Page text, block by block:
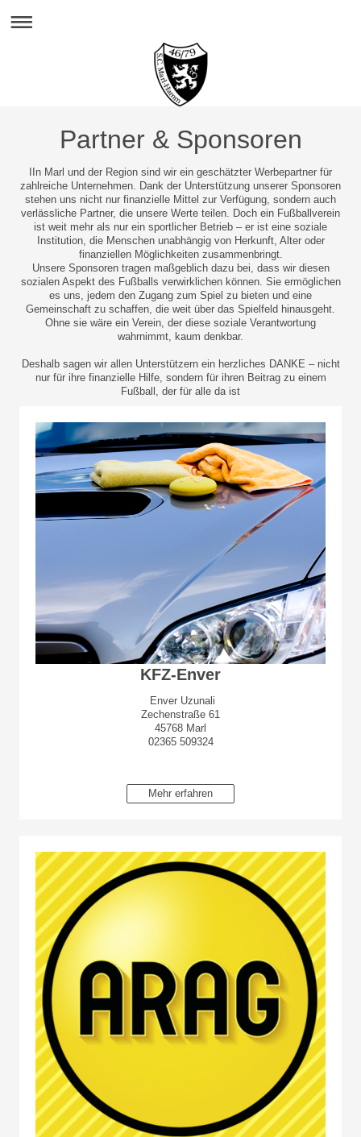
Partner & Sponsoren
IIn Marl und der Region sind wir ein geschätzter Werbepartner für
zahlreiche Unternehmen. Dank der Unterstützung unserer Sponsoren
stehen uns nicht nur finanzielle Mittel zur Verfügung, sondern auch
verlässliche Partner, die unsere Werte teilen. Doch ein Fußballverein
ist weit mehr als nur ein sportlicher Betrieb – er ist eine soziale
Institution, die Menschen unabhängig von Herkunft, Alter oder
finanziellen Möglichkeiten zusammenbringt.
Unsere Sponsoren tragen maßgeblich dazu bei, dass wir diesen
sozialen Aspekt des Fußballs verwirklichen können. Sie ermöglichen
es uns, jedem den Zugang zum Spiel zu bieten und eine
Gemeinschaft zu schaffen, die weit über das Spielfeld hinausgeht.
Ohne sie wäre ein Verein, der diese soziale Verantwortung
wahrnimmt, kaum denkbar.
Deshalb sagen wir allen Unterstützern ein herzliches DANKE – nicht
nur für ihre finanzielle Hilfe, sondern für ihren Beitrag zu einem
Fußball, der für alle da ist
KFZ-Enver
Enver Uzunali
Zechenstraße 61
45768 Marl
02365 509324
Mehr erfahren